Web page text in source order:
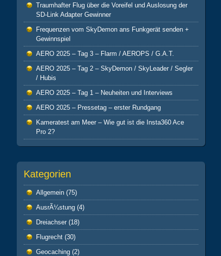
Traumhafter Flug über die Voreifel und Auslosung der
SD-Link Adapter Gewinner
Frequenzen vom SkyDemon ans Funkgerät senden +
Gewinnspiel
AERO 2025 – Tag 3 – Flarm / AEROPS / G.A.T.
AERO 2025 – Tag 2 – SkyDemon / SkyLeader / Segler
/ Hubis
AERO 2025 – Tag 1 – Neuheiten und Interviews
AERO 2025 – Pressetag – erster Rundgang
Kameratest am Meer – Wie gut ist die Insta360 Ace
Pro 2?
Kategorien
Allgemein(75)
AusrÃ¼stung(4)
Dreiachser(18)
Flugrecht(30)
Geocaching(2)